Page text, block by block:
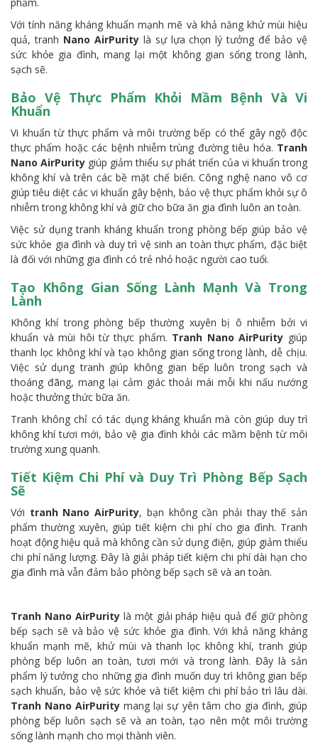
phẩm.
Với tính năng kháng khuẩn mạnh mẽ và khả năng khử mùi hiệu
quả, tranh Nano AirPuritylà sự lựa chọn lý tưởng để bảo vệ
sức khỏe gia đình, mang lại một không gian sống trong lành,
sạch sẽ.
Bảo Vệ Thực Phẩm Khỏi Mầm Bệnh Và Vi
Khuẩn
Vi khuẩn từ thực phẩm và môi trường bếp có thể gây ngộ độc
thực phẩm hoặc các bệnh nhiễm trùng đường tiêu hóa. Tranh
Nano AirPurity giúp giảm thiểu sự phát triển của vi khuẩn trong
không khí và trên các bề mặt chế biến. Công nghệ nano vô cơ
giúp tiêu diệt các vi khuẩn gây bệnh, bảo vệ thực phẩm khỏi sự ô
nhiễm trong không khí và giữ cho bữa ăn gia đình luôn an toàn.
Việc sử dụng tranh kháng khuẩn trong phòng bếp giúp bảo vệ
sức khỏe gia đình và duy trì vệ sinh an toàn thực phẩm, đặc biệt
là đối với những gia đình có trẻ nhỏ hoặc người cao tuổi.
Tạo Không Gian Sống Lành Mạnh Và Trong
Lành
Không khí trong phòng bếp thường xuyên bị ô nhiễm bởi vi
khuẩn và mùi hôi từ thực phẩm. Tranh Nano AirPurity giúp
thanh lọc không khí và tạo không gian sống trong lành, dễ chịu.
Việc sử dụng tranh giúp không gian bếp luôn trong sạch và
thoáng đãng, mang lại cảm giác thoải mái mỗi khi nấu nướng
hoặc thưởng thức bữa ăn.
Tranh không chỉ có tác dụng kháng khuẩn mà còn giúp duy trì
không khí tươi mới, bảo vệ gia đình khỏi các mầm bệnh từ môi
trường xung quanh.
Tiết Kiệm Chi Phí và Duy Trì Phòng Bếp Sạch
Sẽ
Với tranh Nano AirPurity, bạn không cần phải thay thế sản
phẩm thường xuyên, giúp tiết kiệm chi phí cho gia đình. Tranh
hoạt động hiệu quả mà không cần sử dụng điện, giúp giảm thiểu
chi phí năng lượng. Đây là giải pháp tiết kiệm chi phí dài hạn cho
gia đình mà vẫn đảm bảo phòng bếp sạch sẽ và an toàn.
Tranh Nano AirPuritylà một giải pháp hiệu quả để giữ phòng
bếp sạch sẽ và bảo vệ sức khỏe gia đình. Với khả năng kháng
khuẩn mạnh mẽ, khử mùi và thanh lọc không khí, tranh giúp
phòng bếp luôn an toàn, tươi mới và trong lành. Đây là sản
phẩm lý tưởng cho những gia đình muốn duy trì không gian bếp
sạch khuẩn, bảo vệ sức khỏe và tiết kiệm chi phí bảo trì lâu dài.
Tranh Nano AirPurity mang lại sự yên tâm cho gia đình, giúp
phòng bếp luôn sạch sẽ và an toàn, tạo nên một môi trường
sống lành mạnh cho mọi thành viên.